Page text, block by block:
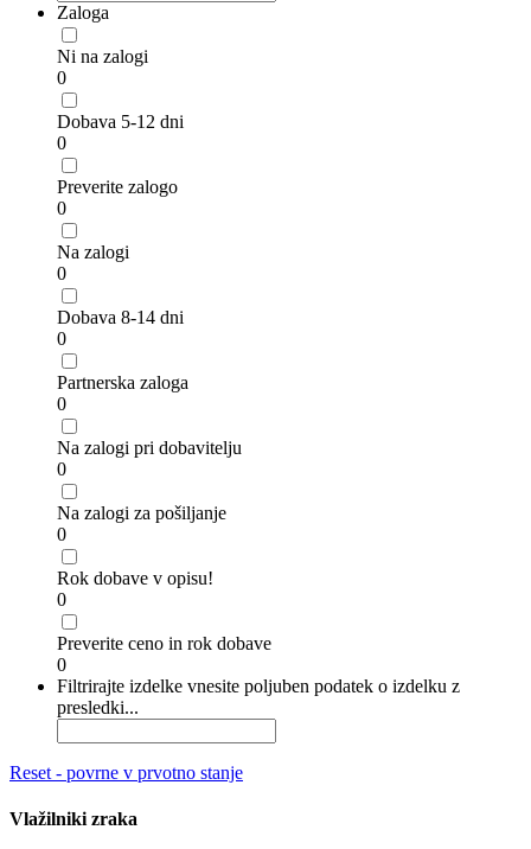
Zaloga
Ni na zalogi
0
Dobava 5-12 dni
0
Preverite zalogo
0
Na zalogi
0
Dobava 8-14 dni
0
Partnerska zaloga
0
Na zalogi pri dobavitelju
0
Na zalogi za pošiljanje
0
Rok dobave v opisu!
0
Preverite ceno in rok dobave
0
Filtrirajte izdelke vnesite poljuben podatek o izdelku z
presledki...
Reset - povrne v prvotno stanje
Vlažilniki zraka